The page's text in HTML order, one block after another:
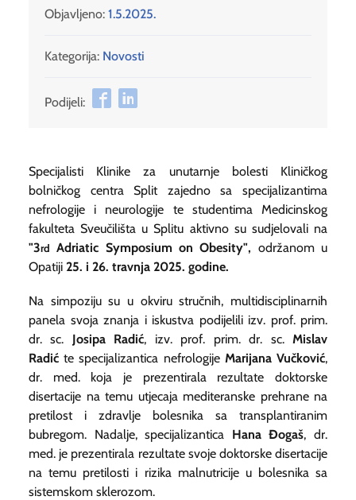
Objavljeno: 1.5.2025.
Kategorija: Novosti
Podijeli:
Specijalisti Klinike za unutarnje bolesti Kliničkog
bolničkog centra Split zajedno sa specijalizantima
nefrologije i neurologije te studentima Medicinskog
fakulteta Sveučilišta u Splitu aktivno su sudjelovali na
"3rd Adriatic Symposium on Obesity", održanom u
Opatiji 25. i 26. travnja 2025. godine.
Na simpoziju su u okviru stručnih, multidisciplinarnih
panela svoja znanja i iskustva podijelili izv. prof. prim.
dr. sc. Josipa Radić, izv. prof. prim. dr. sc.Mislav
Radić te specijalizantica nefrologije Marijana Vučković,
dr. med. koja je prezentirala rezultate doktorske
disertacije na temu utjecaja mediteranske prehrane na
pretilost i zdravlje bolesnika sa transplantiranim
bubregom. Nadalje, specijalizantica Hana Đogaš, dr.
med. je prezentirala rezultate svoje doktorske disertacije
na temu pretilosti i rizika malnutricije u bolesnika sa
sistemskom sklerozom.